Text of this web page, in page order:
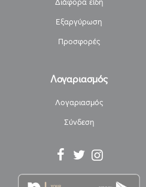
Εξαργύρωση
Προσφορές
Λογαριασμός
Λογαριασμός
Σύνδεση